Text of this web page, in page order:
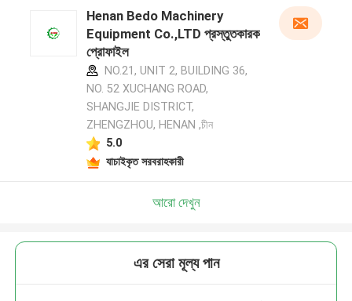
Henan Bedo Machinery
Equipment Co.,LTD প্রস্তুতকারক
প্রোফাইল
NO.21, UNIT 2, BUILDING 36,
NO. 52 XUCHANG ROAD,
SHANGJIE DISTRICT,
ZHENGZHOU, HENAN ,চীন
5.0
যাচাইকৃত সরবরাহকারী
আরো দেখুন
এর সেরা মূল্য পান